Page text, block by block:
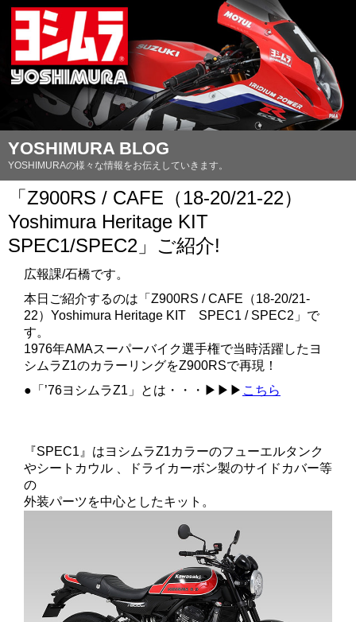
YOSHIMURA BLOG
YOSHIMURAの様々な情報をお伝えしていきます。
「Z900RS / CAFE（18-20/21-22）
Yoshimura Heritage KIT
SPEC1/SPEC2」ご紹介!
広報課/石橋です。
本日ご紹介するのは「Z900RS / CAFE（18-20/21-
22）Yoshimura Heritage KIT SPEC1 / SPEC2」で
す。
1976年AMAスーパーバイク選手権で当時活躍したヨ
シムラZ1のカラーリングをZ900RSで再現！
●「’76ヨシムラZ1」とは・・・▶︎▶︎▶︎ こちら
『SPEC1』はヨシムラZ1カラーのフューエルタンク
やシートカウル 、ドライカーボン製のサイドカバー等
の
外装パーツを中心としたキット。